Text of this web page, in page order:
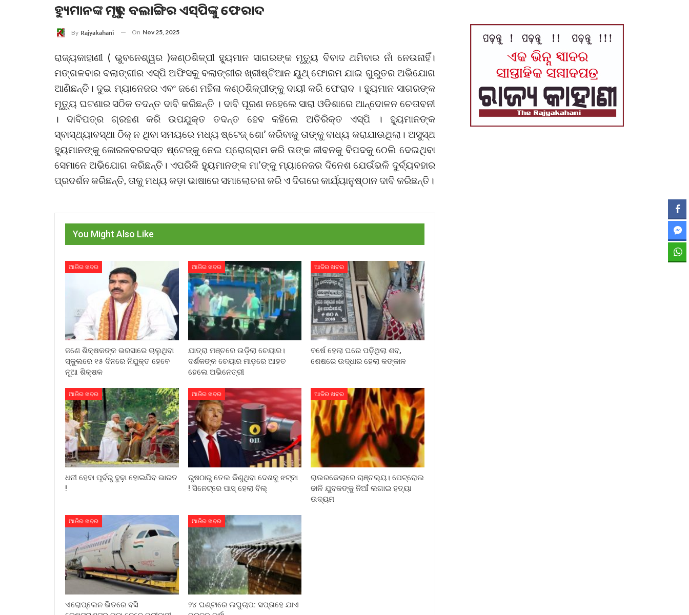
ହ୍ୟୁମାନଙ୍କ ମୃତ୍ୟୁ: ବଲାଙ୍ଗିର ଏସ୍‌ପିଙ୍କୁ ଫେରାଦ
By Rajyakahani On Nov 25, 2025
ରାଜ୍ୟକାହାଣୀ ( ଭୁବନେଶ୍ୱର )କଣ୍ଠଶିଳ୍ପୀ ହ୍ୟୁମାନ ସାଗରଙ୍କ ମୃତ୍ୟୁ ବିବାଦ ଥମିବାର ନାଁ ନେଉନାହିଁ।
ମଙ୍ଗଳବାର ବଲାଙ୍ଗୀର ଏସ୍‌ପି ଅଫିସକୁ ବଲାଙ୍ଗୀର ଖ୍ରୀଷ୍ଟିଆନ ୟୁଥ୍‌ ଫୋରମ ଯାଇ ଗୁରୁତର ଅଭିଯୋଗ
ଆଣିଛନ୍ତି। ଦୁଇ ମ୍ୟାନେଜର ଏବଂ ଜଣେ ମହିଳା କଣ୍ଠଶିଳ୍ପୀଙ୍କୁ ଦାୟୀ କରି ଫେରାଦ । ହ୍ୟୁମାନ ସାଗରଙ୍କ
ମୃତ୍ୟୁ ଘଟଣାର ସଠିକ ତଦନ୍ତ ଦାବି କରିଛନ୍ତି । ଦାବି ପୂରଣ ନହେଲେ ସାରା ଓଡିଶାରେ ଆନ୍ଦୋଳନ ଚେତାବନୀ
। ଦାବିପତ୍ର ଗ୍ରହଣ କରି ଉପଯୁକ୍ତ ତଦନ୍ତ ହେବ କହିଲେ ଅତିରିକ୍ତ ଏସ୍‌ପି । ହ୍ୟୁମାନଙ୍କ
ସ୍ବାସ୍ଥ୍ୟାବସ୍ଥା ଠିକ୍‌ ନ ଥିବା ସମୟରେ ମଧ୍ୟ ଷ୍ଟେଜ୍‌ ଶୋ’ କରିବାକୁ ତାଙ୍କୁ ବାଧ୍ୟ କରାଯାଉଥିଲା। ଅସୁସ୍ଥ
ହ୍ୟୁମାନଙ୍କୁ ଜୋରଜବରଦସ୍ତ ଷ୍ଟେଜ୍‌କୁ ନେଇ ପ୍ରୋଗ୍ରାମ କରି ତାଙ୍କ ଜୀବନକୁ ବିପଦକୁ ଠେଲି ଦେଇଥିବା
ସେମାନେ ଅଭିଯୋଗ କରିଛନ୍ତି। ଏପରିକି ହ୍ୟୁମାନଙ୍କ ମା’ଙ୍କୁ ମ୍ୟାନେଜର ଦିନେଶ ଯେଉଁଭଳି ଦୁର୍ବ୍ୟବହାର
ପ୍ରଦର୍ଶନ କରିଛନ୍ତି, ତାକୁ ମଧ୍ୟ କଡ଼ା ଭାଷାରେ ସମାଲୋଚନା କରି ଏ ଦିଗରେ କାର୍ଯ୍ୟାନୁଷ୍ଠାନ ଦାବି କରିଛନ୍ତି।
You Might Also Like
ଆଜିର ଖବର
ଜଣେ ଶିକ୍ଷକଙ୍କ ଭରସାରେ ଚାଲୁଥିବା
ସ୍କୁଲରେ ୧୫ ଦିନରେ ନିଯୁକ୍ତ ହେବେ
ନୂଆ ଶିକ୍ଷକ
ଆଜିର ଖବର
ଯାତ୍ରା ମଞ୍ଚରେ ଉଡ଼ିଲା ଚେୟାର।
ଦର୍ଶକଙ୍କ ଚେୟାର ମାଡ଼ରେ ଆହତ
ହେଲେ ଅଭିନେତ୍ରୀ
ଆଜିର ଖବର
ବର୍ଷେ ହେଲା ଘରେ ପଡ଼ିଥିଲା ଶବ,
ଶେଷରେ ଉଦ୍ଧାର ହେଲା କଙ୍କାଳ
ଆଜିର ଖବର
ଧନୀ ହେବା ପୂର୍ବରୁ ବୁଢ଼ା ହୋଇଯିବ ଭାରତ
!
ଆଜିର ଖବର
ରୁଷଠାରୁ ତେଲ କିଣୁଥିବା ଦେଶକୁ ଝଟ୍‌କା
! ସିନେଟ୍‌ରେ ପାସ୍ ହେଲା ବିଲ୍
ଆଜିର ଖବର
ରାଉରକେଲାରେ ଚାଞ୍ଚଲ୍ୟ। ପେଟ୍ରୋଲ
ଢାଳି ଯୁବକଙ୍କୁ ନିଆଁ ଲଗାଇ ହତ୍ୟା
ଉଦ୍ୟମ
ଆଜିର ଖବର
ଏରୋପ୍ଲେନ ଭିତରେ ବସି
ଆଜିର ଖବର
୨୪ ଘଣ୍ଟାରେ ଲଘୁଚାପ: ସପ୍ତାହେ ଯାଏ